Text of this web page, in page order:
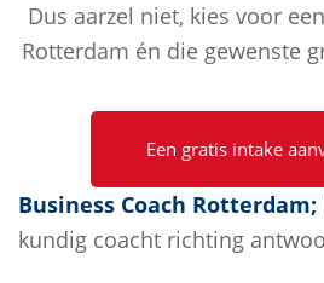
Dus aarzel niet, kies voor
Rotterdam én die gewenste
Een gratis intake
Business Coach Rotterdam;
kundig coacht richting